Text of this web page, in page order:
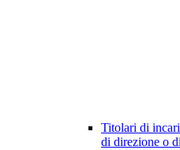
Titolari di
di direzione o